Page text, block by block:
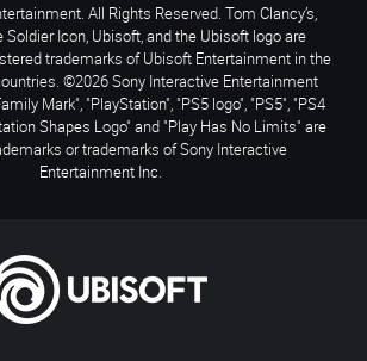
All Rights Reserved. Tom Clancy’s,
Soldier Icon, Ubisoft, and the Ubisoft logo are
trademarks of Ubisoft Entertainment in the
©2026 Sony Interactive Entertainment
Mark", "PlayStation", "PS5 logo", "PS5", "PS4
Shapes Logo" and "Play Has No Limits" are
or trademarks of Sony Interactive
Entertainment Inc.